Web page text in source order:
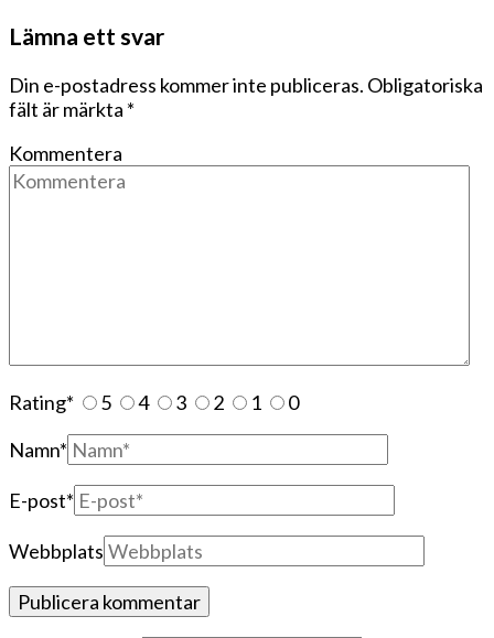
Lämna ett svar
Din e-postadress kommer inte publiceras. Obligatoriska
fält är märkta *
Kommentera
Rating* 5 4 3 2 1
0
Namn*
E-post*
Webbplats